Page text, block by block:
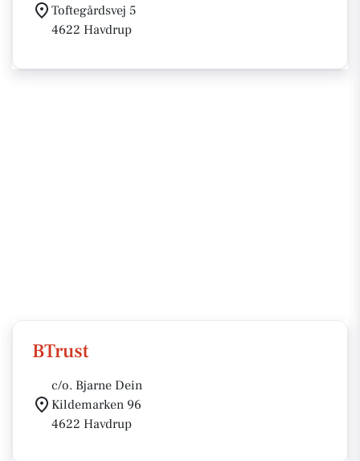
Toftegårdsvej 5
4622 Havdrup
BTrust
c/o. Bjarne Dein
Kildemarken 96
4622 Havdrup